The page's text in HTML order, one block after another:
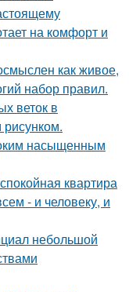
на комфорт и
как живое,
набор правил.
веток в
насыщенным
квартира
- и человеку, и
небольшой